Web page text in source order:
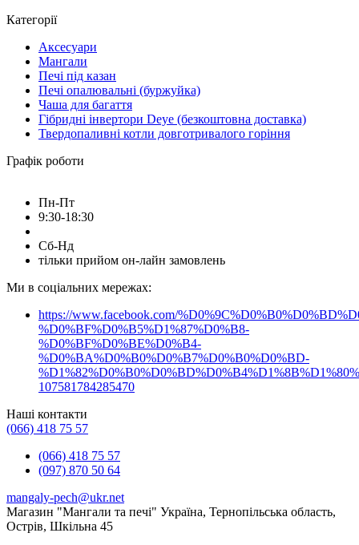
Категорії
Аксесуари
Мангали
Печі під казан
Печі опалювальні (буржуйка)
Чаша для багаття
Гібридні інвертори Deye (безкоштовна доставка)
Твердопаливні котли довготривалого горіння
Графік роботи
Пн-Пт
9:30-18:30
Сб-Нд
тільки прийом он-лайн замовлень
Ми в соціальних мережах:
https://www.facebook.com/
%D0%BF%D0%B5%D1%87%D0%B8-
%D0%BF%D0%BE%D0%B4-
%D0%BA%D0%B0%D0%B7%D0%B0%D0%BD-
107581784285470
Наші контакти
(066) 418 75 57
(066) 418 75 57
(097) 870 50 64
mangaly-pech@ukr.net
Магазин "Мангали та печі" Україна, Тернопільська область,
Острів, Шкільна 45